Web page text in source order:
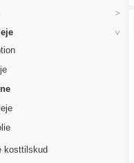
kosttilskud